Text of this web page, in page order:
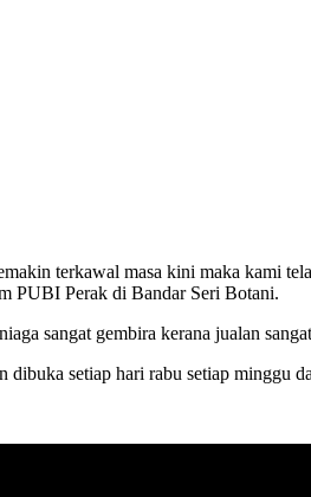
terkawal masa kini maka kami
PUBI Perak di Bandar Seri Botani.
sangat gembira kerana jualan
setiap hari rabu setiap minggu